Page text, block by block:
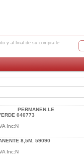
y al final de su compra le
PERMANEN.LE
040773
Inc:N
8,5M. 59090
Inc:N